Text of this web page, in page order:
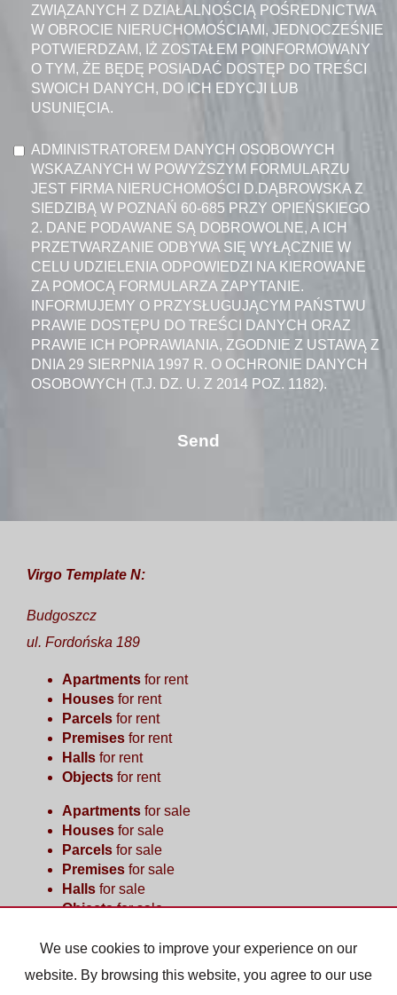
ZWIĄZANYCH Z DZIAŁALNOŚCIĄ POŚREDNICTWA
W OBROCIE NIERUCHOMOŚCIAMI, JEDNOCZEŚNIE
POTWIERDZAM, IŻ ZOSTAŁEM POINFORMOWANY
O TYM, ŻE BĘDĘ POSIADAĆ DOSTĘP DO TREŚCI
SWOICH DANYCH, DO ICH EDYCJI LUB
USUNIĘCIA.
ADMINISTRATOREM DANYCH OSOBOWYCH
WSKAZANYCH W POWYŻSZYM FORMULARZU
JEST FIRMA NIERUCHOMOŚCI D.DĄBROWSKA Z
SIEDZIBĄ W POZNAŃ 60-685 PRZY OPIEŃSKIEGO
2. DANE PODAWANE SĄ DOBROWOLNE, A ICH
PRZETWARZANIE ODBYWA SIĘ WYŁĄCZNIE W
CELU UDZIELENIA ODPOWIEDZI NA KIEROWANE
ZA POMOCĄ FORMULARZA ZAPYTANIE.
INFORMUJEMY O PRZYSŁUGUJĄCYM PAŃSTWU
PRAWIE DOSTĘPU DO TREŚCI DANYCH ORAZ
PRAWIE ICH POPRAWIANIA, ZGODNIE Z USTAWĄ Z
DNIA 29 SIERPNIA 1997 R. O OCHRONIE DANYCH
OSOBOWYCH (T.J. DZ. U. Z 2014 POZ. 1182).
Virgo Template N:
Budgoszcz
ul. Fordońska 189
Apartments for rent
Houses for rent
Parcels for rent
Premises for rent
Halls for rent
Objects for rent
Apartments for sale
Houses for sale
Parcels for sale
Premises for sale
Halls for sale
Objectsfor sale
Home page Buy Sell/rent Contact
We use cookies to improve your experience on our
website. By browsing this website, you agree to our use